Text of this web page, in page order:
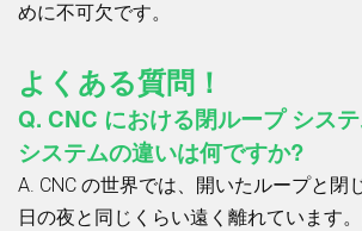
めに不可欠です。
よくある質問！
Q. CNC における閉ループ シス
システムの違いは何ですか?
A. CNC の世界では、開いたループと閉
日の夜と同じくらい遠く離れています